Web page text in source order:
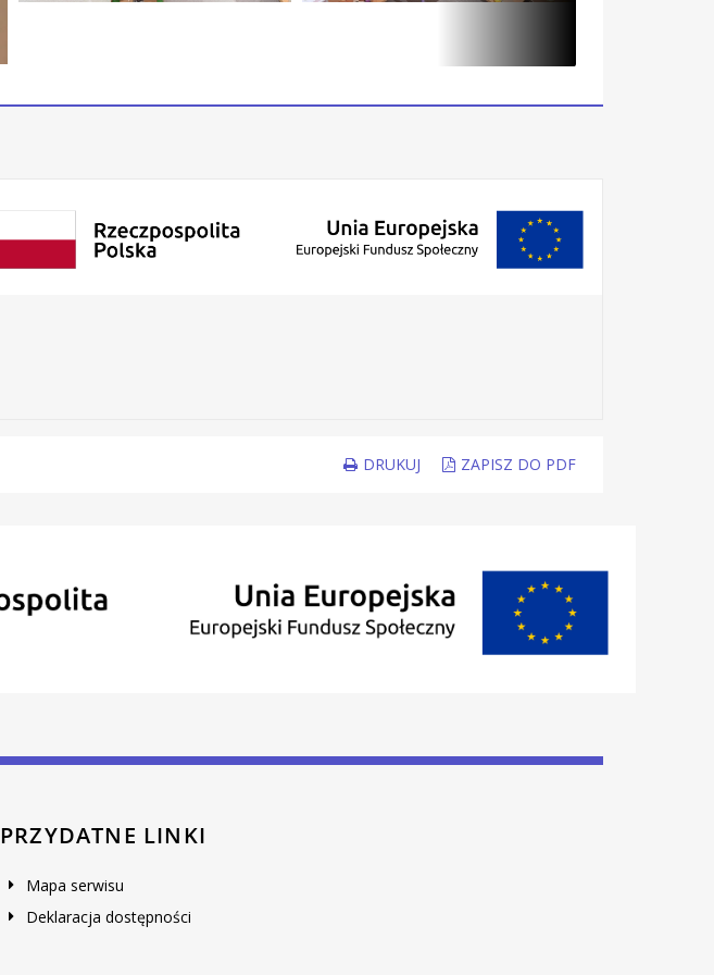
DRUKUJ ZAPISZ DO PDF
PRZYDATNE LINKI
Mapa serwisu
Deklaracja dostępności